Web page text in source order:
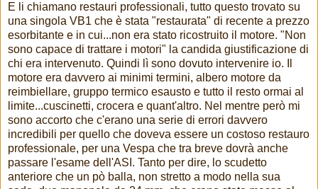
E li chiamano restauri professionali, tutto questo trovato su
una singola VB1 che è stata "restaurata" di recente a prezzo
esorbitante e in cui...non era stato ricostruito il motore. "Non
sono capace di trattare i motori" la candida giustificazione di
chi era intervenuto. Quindi lì sono dovuto intervenire io. Il
motore era davvero ai minimi termini, albero motore da
reimbiellare, gruppo termico esausto e tutto il resto ormai al
limite...cuscinetti, crocera e quant'altro. Nel mentre però mi
sono accorto che c'erano una serie di errori davvero
incredibili per quello che doveva essere un costoso restauro
professionale, per una Vespa che tra breve dovrà anche
passare l'esame dell'ASI. Tanto per dire, lo scudetto
anteriore che un pò balla, non stretto a modo nella sua